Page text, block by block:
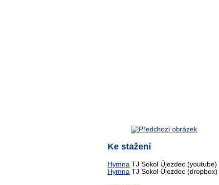
Ke stažení
Hymna TJ Sokol Újezdec (youtube)
Hymna TJ Sokol Újezdec (dropbox)